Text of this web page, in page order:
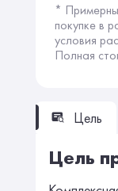
Цель
Цель
*
покупке в
условия
Полная